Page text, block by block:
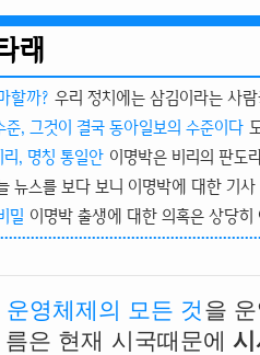
래
할까? 우리 정치에는 삼김이라는 사
, 그것이 결국 동아일보의 수준이다
, 명칭 통일안 이명박은 비리의 판도
뉴스를 보다 보니 이명박에 대한 기
밀 이명박 출생에 대한 의혹은 상당
운영체제의 모든 것 을
름은 현재 시국때문에